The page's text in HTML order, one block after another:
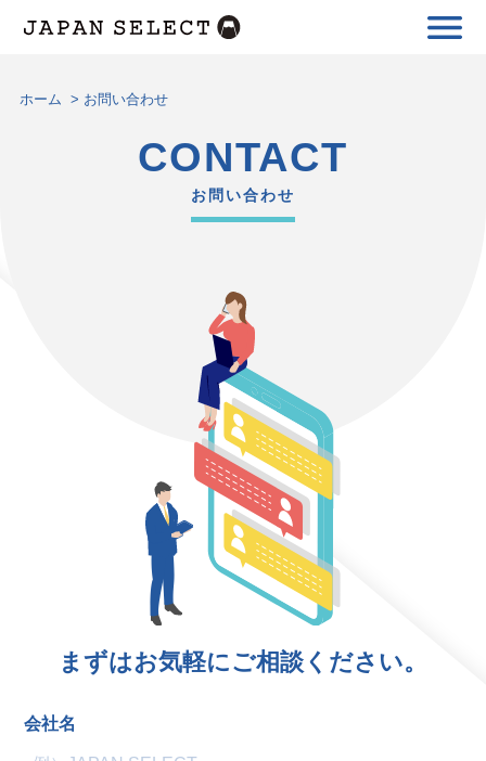
ホーム > お問い合わせ
CONTACT
お問い合わせ
まずはお気軽にご相談ください。
会社名